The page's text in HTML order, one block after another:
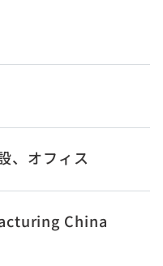
、オフィス
China